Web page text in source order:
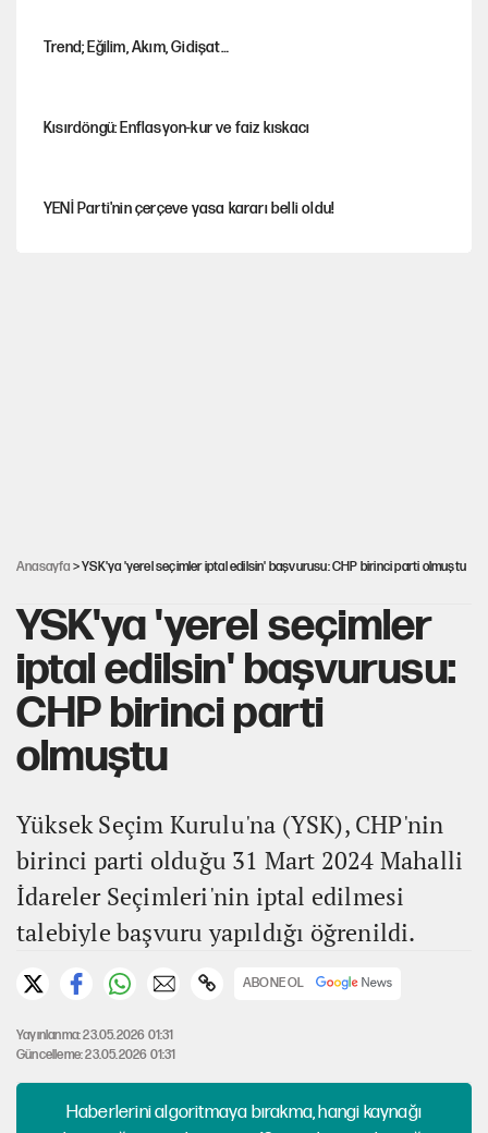
Trend; Eğilim, Akım, Gidişat…
Kısırdöngü: Enflasyon-kur ve faiz kıskacı
YENİ Parti'nin çerçeve yasa kararı belli oldu!
Anasayfa > YSK'ya 'yerel seçimler iptal edilsin' başvurusu: CHP birinci parti olmuştu
YSK'ya 'yerel seçimler
iptal edilsin' başvurusu:
CHP birinci parti
olmuştu
Yüksek Seçim Kurulu'na (YSK), CHP'nin
birinci parti olduğu 31 Mart 2024 Mahalli
İdareler Seçimleri'nin iptal edilmesi
talebiyle başvuru yapıldığı öğrenildi.
ABONE OL
Yayınlanma: 23.05.2026 01:31
Güncelleme: 23.05.2026 01:31
Haberlerini algoritmaya bırakma, hangi kaynağı